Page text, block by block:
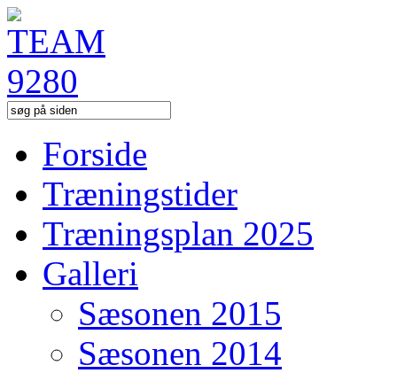
Forside
Træningstider
Træningsplan 2025
Galleri
Sæsonen 2015
Sæsonen 2014